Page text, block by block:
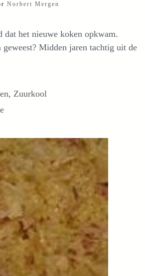
Norbert Mergen
dat het nieuwe koken opkwam.
Midden jaren tachtig uit de
, Zuurkool